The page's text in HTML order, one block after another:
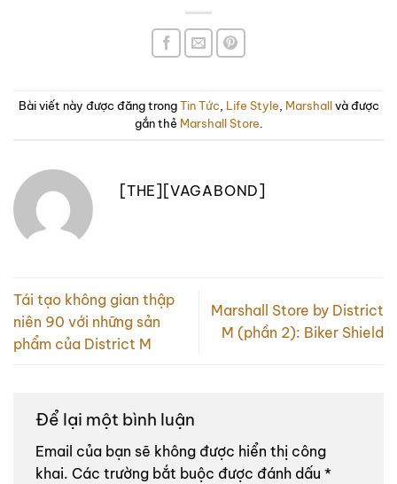
Bài viết này được đăng trongTin Tức, Life Style, Marshall và được
gắn thẻ Marshall Store.
[THE][VAGABOND]
Tái tạo không gian thập
niên 90 với những sản
phẩm của District M
Marshall Store by District
M (phần 2): Biker Shield
Để lại một bình luận
Email của bạn sẽ không được hiển thị công
khai. Các trường bắt buộc được đánh dấu *